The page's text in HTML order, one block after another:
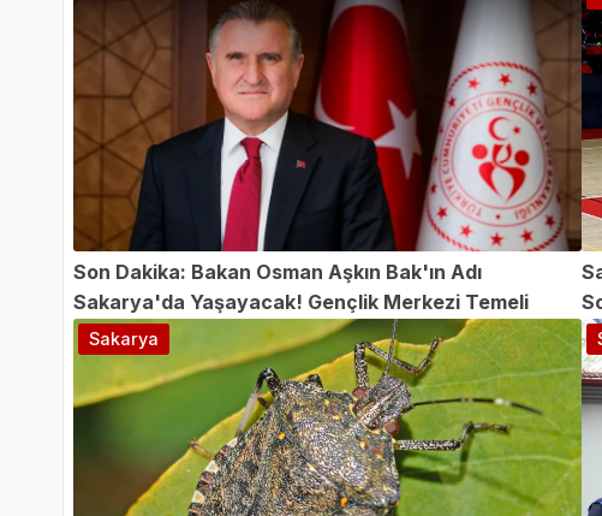
Son Dakika: Bakan Osman Aşkın Bak'ın Adı
Sakarya'da Yaşayacak! Gençlik Merkezi Temeli
Atılıyor
Sakarya